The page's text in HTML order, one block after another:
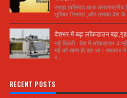
रसड़ा (बलिया) आज अंतरराष्ट्रीय
भूमिका निभाता ,और उसका देश के
देशभर में बढ़ा लॉकडाउन
नई दिल्ली. देश में लॉकडाउन 4
मई को खत्म हो रहा था। सरकार
र...
RECENT POSTS